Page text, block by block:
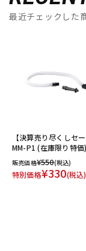
最近チェックした
【決算売り尽くしセー
MM-P1 (在庫限り特価)
販売価格¥550(税込)
特別価格¥330(税込)